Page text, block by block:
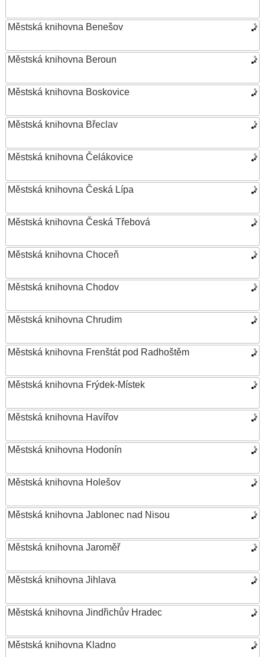
Městská knihovna Benešov
Městská knihovna Beroun
Městská knihovna Boskovice
Městská knihovna Břeclav
Městská knihovna Čelákovice
Městská knihovna Česká Lípa
Městská knihovna Česká Třebová
Městská knihovna Choceň
Městská knihovna Chodov
Městská knihovna Chrudim
Městská knihovna Frenštát pod Radhoštěm
Městská knihovna Frýdek-Místek
Městská knihovna Havířov
Městská knihovna Hodonín
Městská knihovna Holešov
Městská knihovna Jablonec nad Nisou
Městská knihovna Jaroměř
Městská knihovna Jihlava
Městská knihovna Jindřichův Hradec
Městská knihovna Kladno